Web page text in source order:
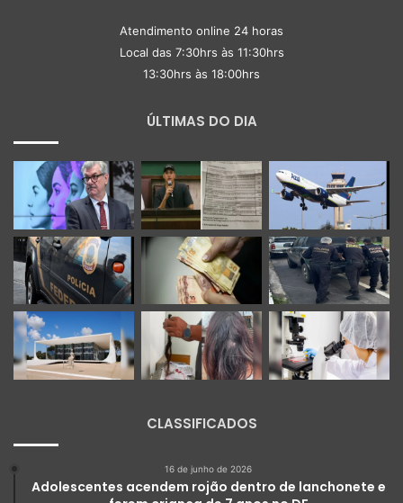
Atendimento online 24 horas
Local das 7:30hrs às 11:30hrs
13:30hrs às 18:00hrs
ÚLTIMAS DO DIA
CLASSIFICADOS
16 de junho de 2026
Adolescentes acendem rojão dentro de lanchonete e